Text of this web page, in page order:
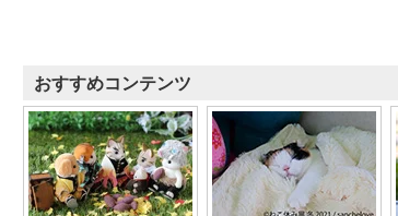
おすすめコンテンツ